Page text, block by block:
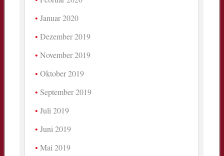
Januar 2020
Dezember 2019
November 2019
Oktober 2019
September 2019
Juli 2019
Juni 2019
Mai 2019